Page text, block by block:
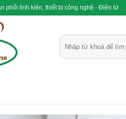
phối linh kiện, thiết bị công nghệ - Điện tử
Tìm
kiếm: